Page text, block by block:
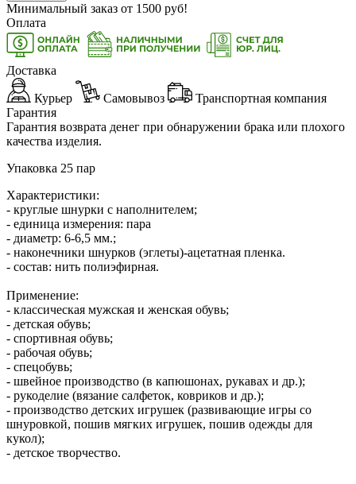
Минимальный заказ от 1500 руб!
Оплата
Доставка
Курьер Самовывоз
Транспортная компания
Гарантия
Гарантия возврата денег при обнаружении брака или плохого
качества изделия.
Упаковка 25 пар
Характеристики:
- круглые шнурки с наполнителем;
- единица измерения: пара
- диаметр: 6-6,5 мм.;
- наконечники шнурков (эглеты)-ацетатная пленка.
- состав: нить полиэфирная.
Применение:
- классическая мужская и женская обувь;
- детская обувь;
- спортивная обувь;
- рабочая обувь;
- спецобувь;
- швейное производство (в капюшонах, рукавах и др.);
- рукоделие (вязание салфеток, ковриков и др.);
- производство детских игрушек (развивающие игры со
шнуровкой, пошив мягких игрушек, пошив одежды для
кукол);
- детское творчество.